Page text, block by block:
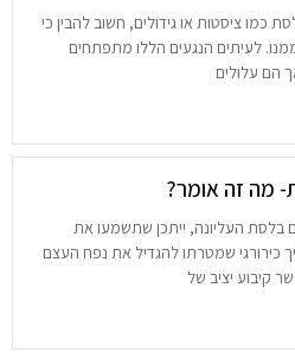
כמו ציסטות או גידולים, חשוב להבין כי
לעיתים הנגעים הללו מתפתחים
הם עלולים
מה זה אומר?
בלסת העליונה, ייתכן שתשמעו את
כירורגי שמטרתו להגדיל את נפח העצם
קיבוע יציב של